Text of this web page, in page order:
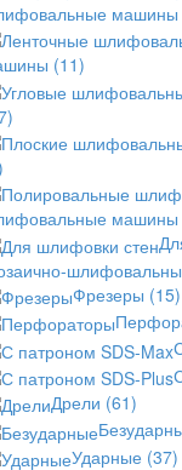
машины
(11)
машины
Фрезеры (15)
Дрели (61)
Ударные (37)